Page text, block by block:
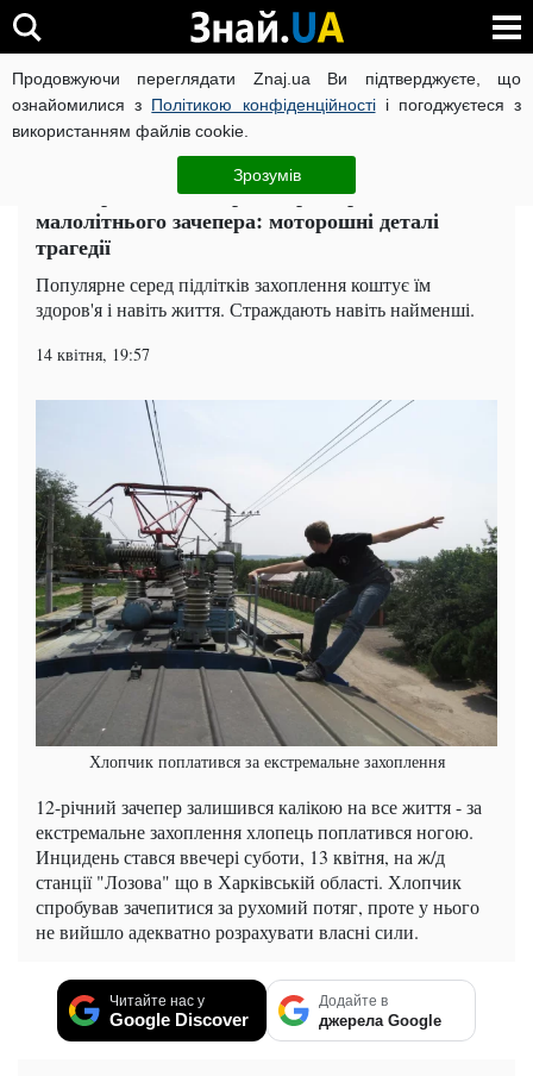
Продовжуючи переглядати Znaj.ua Ви підтверджуєте, що
ознайомилися з Політикою конфіденційностіі погоджуєтеся з
використанням файлів cookie.
Зрозумів
ВІЙНА РОСІЇ ПРОТИ УКРАЇНИ КОРОНАВІРУС В УКРАЇНІ
Суспільство ЧИТАТЬ НА РУССКОМ
Під Харковом електричка розтерзала
малолітнього зачепера: моторошні деталі
трагедії
Популярне серед підлітків захоплення коштує їм
здоров'я і навіть життя. Страждають навіть найменші.
14 квітня, 19:57
Хлопчик поплатився за екстремальне захоплення
12-річний зачепер залишився калікою на все життя - за
екстремальне захоплення хлопець поплатився ногою.
Инцидень стався ввечері суботи, 13 квітня, на ж/д
станції "Лозова" що в Харківській області. Хлопчик
спробував зачепитися за рухомий потяг, проте у нього
не вийшло адекватно розрахувати власні сили.
Читайте нас у
Google Discover
Додайте в
джерела Google